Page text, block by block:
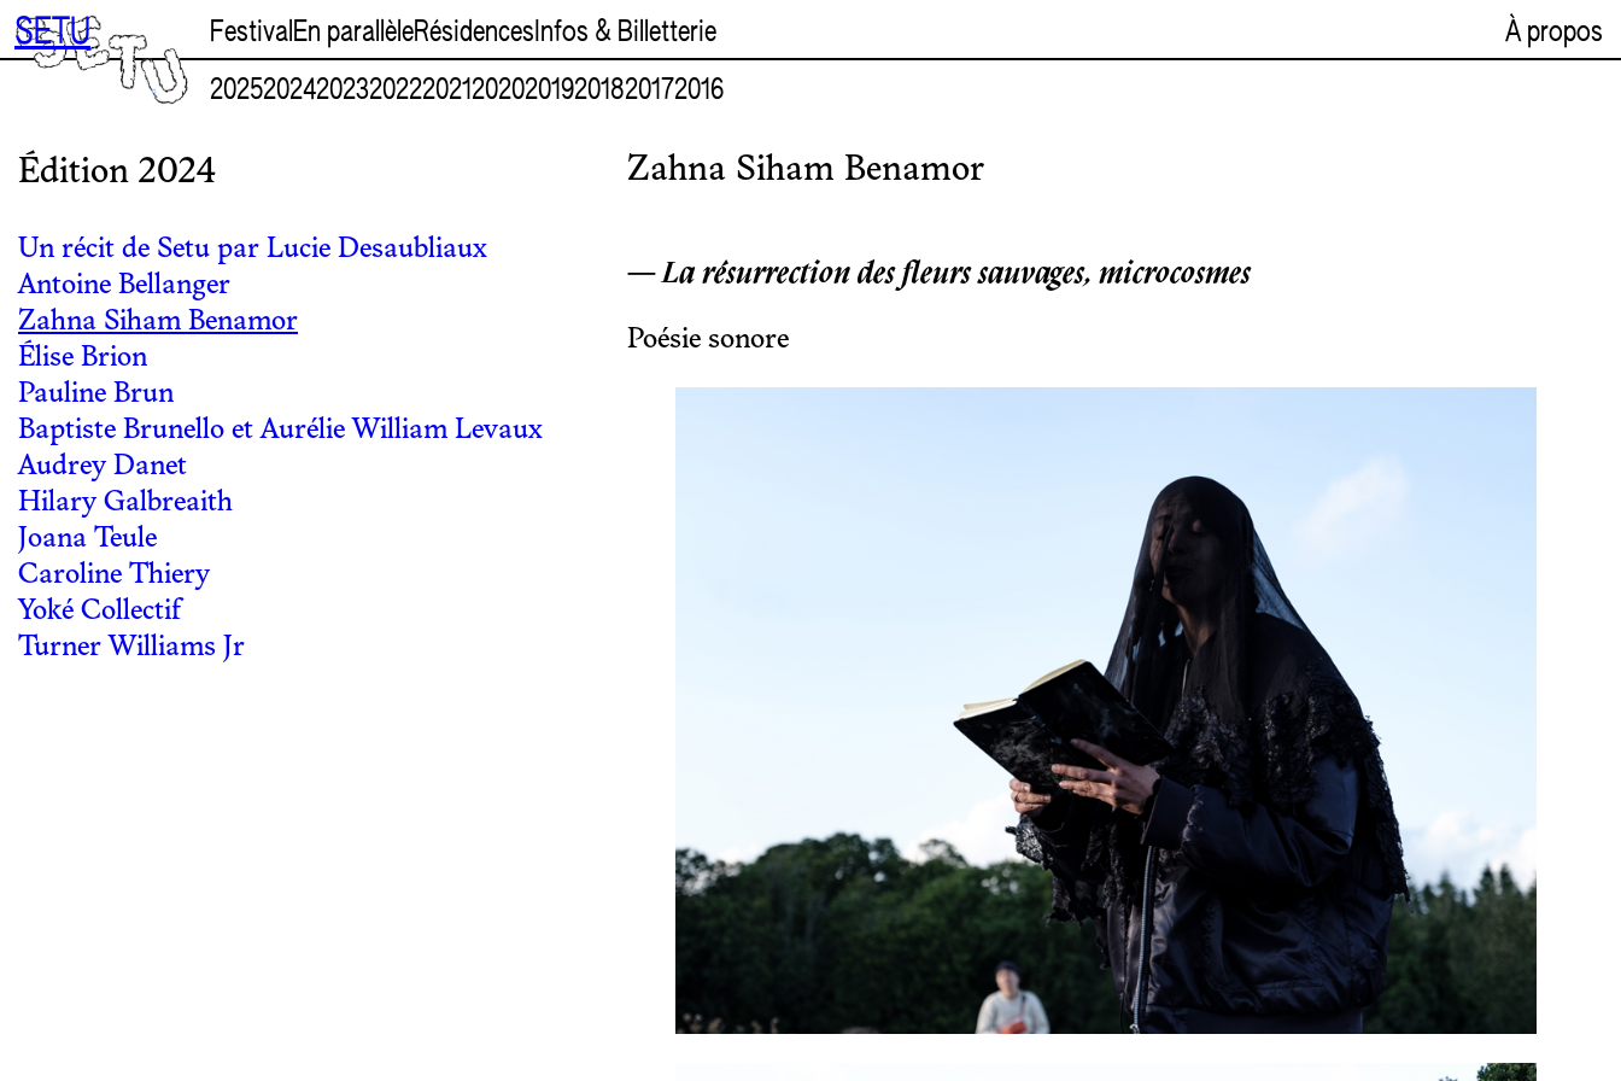
Aller
au
SETU Festival En parallèleRésidences Infos & Billetterie
À propos
2025202420232022202120202019201820172016
Édition 2024
Un récit de Setu par Lucie Desaubliaux
Antoine Bellanger
Zahna Siham Benamor
Élise Brion
Pauline Brun
Baptiste Brunello et Aurélie William Levaux
Audrey Danet
Hilary Galbreaith
Joana Teule
Caroline Thiery
Yoké Collectif
Turner Williams Jr
Zahna Siham Benamor
— La résurrection des fleurs sauvages, microcosmes
Poésie sonore